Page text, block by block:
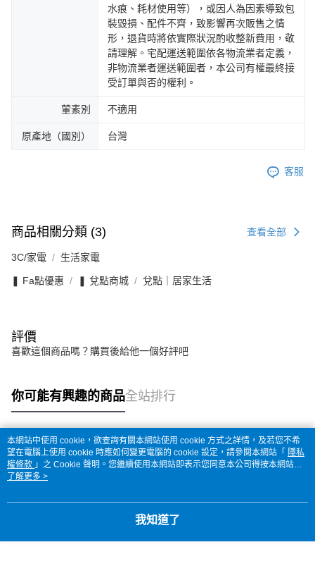
水痕、耗材使用等），或因人為因素導致包
裝毀損、配件不齊，致影響再次販售之情
形，退貨時將依實際狀況酌收整新費用，敬
請理解。宅配運送範圍依各物流業者定義，
非物流業者運送範圍者，本公司有權最終接
受訂單與否的權利。
葷素別 不適用
原產地（國別） 台灣
客服
商品相關分類 (3) 查看全部
3C/家電 生活家電
❚ Fa點優惠 ❚ 兌點商城 兌點｜居家生活
評價
喜歡這個商品嗎？購買後給他一個好評吧
你可能有興趣的商品全站排行
熱門標籤
本網站中使用 cookie，欲查詢有關本網站使用 cookie 方式之詳情，及若您不希
望在電腦上使用 cookie 時應如何變更電腦的 cookie 設定，請參閱本網站「 隱私
權條款 」之 Cookie 聲明。您繼續使用本網站即表示您同意本公司得按本網站使
用條款之 Cookie 聲明使用 cookie。
了解更多 >
我知道了